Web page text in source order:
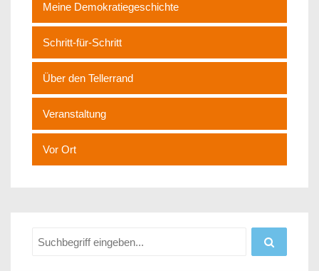
Meine Demokratiegeschichte
Schritt-für-Schritt
Über den Tellerrand
Veranstaltung
Vor Ort